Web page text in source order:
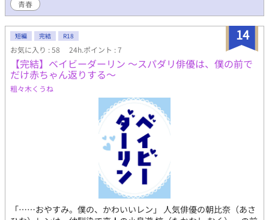
青春
14
短編 完結 R18
お気に入り : 58 24h.ポイント : 7
【完結】ベイビーダーリン ～スパダリ俳優は、僕の前で
だけ赤ちゃん返りする～
粗々木くうね
「……おやすみ。僕の、かわいいレン」 人気俳優の朝比奈（あさ